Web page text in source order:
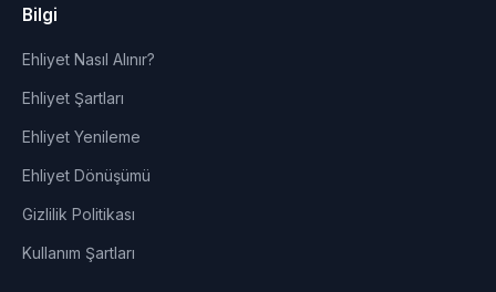
Bilgi
Ehliyet Nasıl Alınır?
Ehliyet Şartları
Ehliyet Yenileme
Ehliyet Dönüşümü
Gizlilik Politikası
Kullanım Şartları